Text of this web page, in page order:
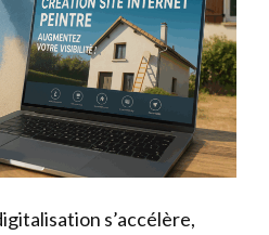
s’accélère,